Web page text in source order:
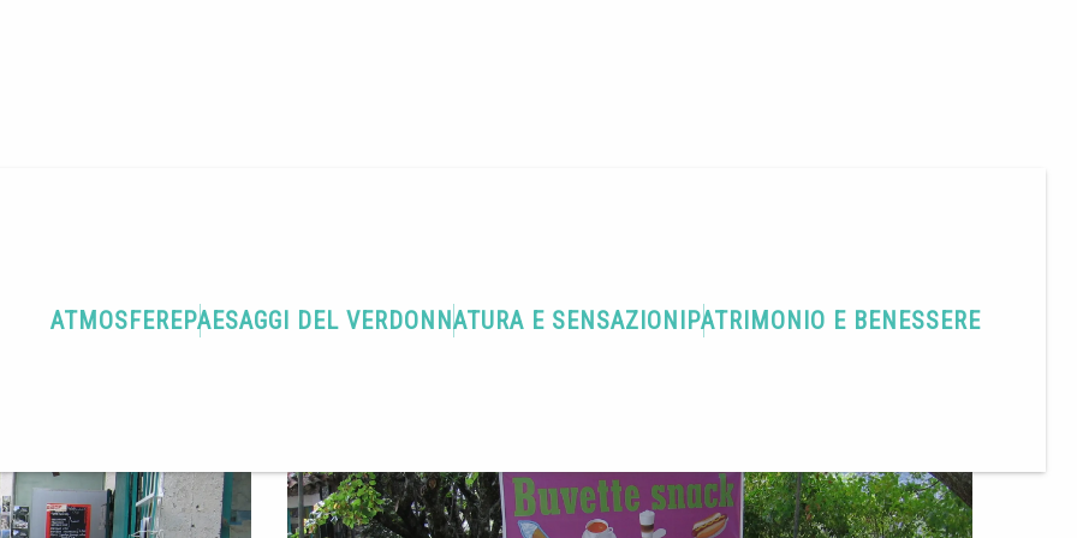
ATMOSFEREPAESAGGI DEL VERDONNATURA E SENSAZIONIPATRIMONIO E BENESSERE